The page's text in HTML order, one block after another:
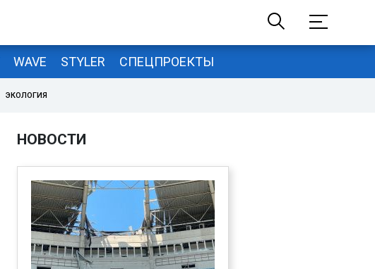
WAVE STYLER СПЕЦПРОЕКТЫ
ЭКОЛОГИЯ
НОВОСТИ